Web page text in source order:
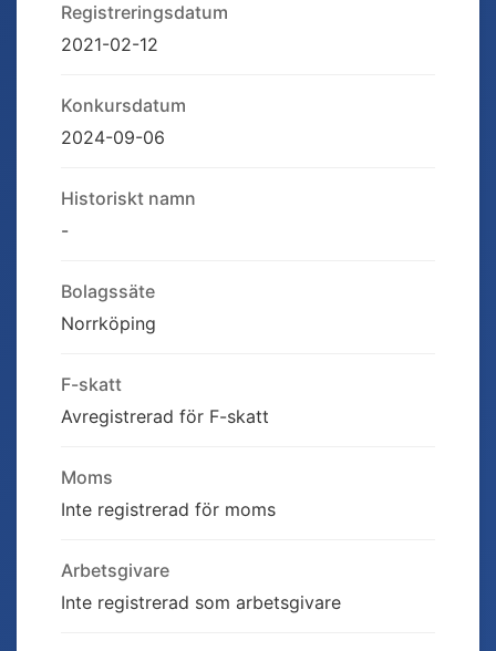
Registreringsdatum
2021-02-12
Konkursdatum
2024-09-06
Historiskt namn
-
Bolagssäte
Norrköping
F-skatt
Avregistrerad för F-skatt
Moms
Inte registrerad för moms
Arbetsgivare
Inte registrerad som arbetsgivare